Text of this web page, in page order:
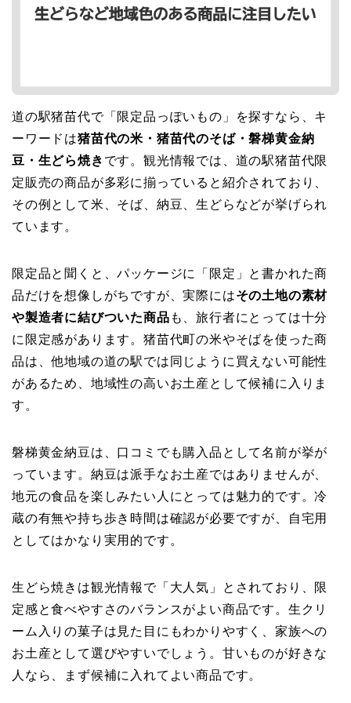
道の駅猪苗代で「限定品っぽいもの」を探すなら、キ
ーワードは猪苗代の米・猪苗代のそば・磐梯黄金納
豆・生どら焼き です。観光情報では、道の駅猪苗代限
定販売の商品が多彩に揃っていると紹介されており、
その例として米、そば、納豆、生どらなどが挙げられ
ています。
限定品と聞くと、パッケージに「限定」と書かれた商
品だけを想像しがちですが、実際にはその土地の素材
や製造者に結びついた商品 も、旅行者にとっては十分
に限定感があります。猪苗代町の米やそばを使った商
品は、他地域の道の駅では同じように買えない可能性
があるため、地域性の高いお土産として候補に入りま
す。
磐梯黄金納豆は、口コミでも購入品として名前が挙が
っています。納豆は派手なお土産ではありませんが、
地元の食品を楽しみたい人にとっては魅力的です。冷
蔵の有無や持ち歩き時間は確認が必要ですが、自宅用
としてはかなり実用的です。
生どら焼きは観光情報で「大人気」とされており、限
定感と食べやすさのバランスがよい商品です。生クリ
ーム入りの菓子は見た目にもわかりやすく、家族への
お土産として選びやすいでしょう。甘いものが好きな
人なら、まず候補に入れてよい商品です。